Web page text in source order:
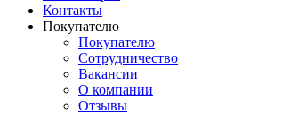
Контакты
Покупателю
Покупателю
Сотрудничество
Вакансии
О компании
Отзывы